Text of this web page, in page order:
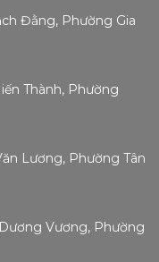
Đằng, Phường Gia
Thành, Phường
Lương, Phường Tân
Vương, Phường